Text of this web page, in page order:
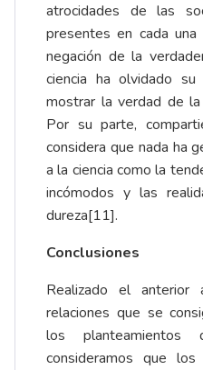
atrocidades de las
presentes en cada
negación de la
ciencia ha olvidado
mostrar la verdad de
Por su parte,
considera que nada ha
a la ciencia como la
incómodos y las
dureza[11].
Conclusiones
Realizado el anterior
relaciones que se
los
consideramos que